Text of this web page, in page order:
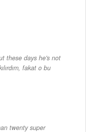
these days he's not
fakat o bu
twenty super